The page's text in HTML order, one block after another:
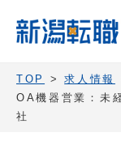
TOP >求人情報
OA機器営業：未
社